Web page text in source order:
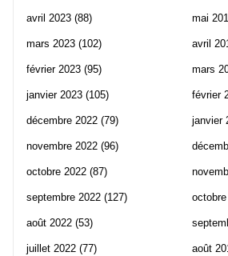
avril 2023 (88)
mars 2023 (102)
février 2023 (95)
janvier 2023 (105)
décembre 2022 (79)
novembre 2022 (96)
octobre 2022 (87)
septembre 2022 (127)
août 2022 (53)
juillet 2022 (77)
mai
avril
mars
février
janvier
août